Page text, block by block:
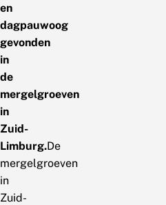
en
dagpauwoog
gevonden
in
de
mergelgroeven
in
Zuid-
Limburg.De
mergelgroeven
in
Zuid-